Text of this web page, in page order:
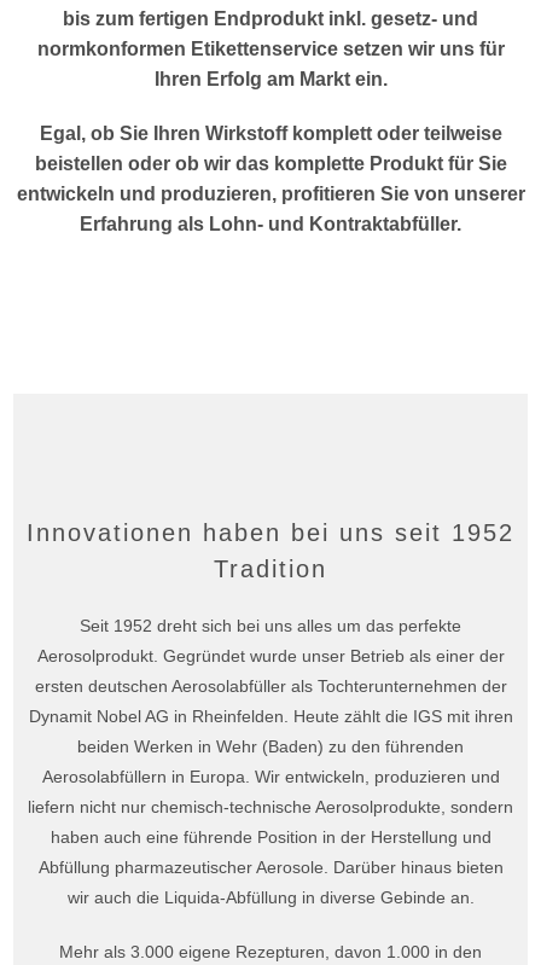
Kontakt
bis zum fertigen Endprodukt inkl. gesetz- und
normkonformen Etikettenservice setzen wir uns für
Ihren Erfolg am Markt ein.
Egal, ob Sie Ihren Wirkstoff komplett oder teilweise
beistellen oder ob wir das komplette Produkt für Sie
entwickeln und produzieren, profitieren Sie von unserer
Erfahrung als Lohn- und Kontraktabfüller.
Innovationen haben bei uns seit 1952
Tradition
Seit 1952 dreht sich bei uns alles um das perfekte
Aerosolprodukt. Gegründet wurde unser Betrieb als einer der
ersten deutschen Aerosolabfüller als Tochterunternehmen der
Dynamit Nobel AG in Rheinfelden. Heute zählt die IGS mit ihren
beiden Werken in Wehr (Baden) zu den führenden
Aerosolabfüllern in Europa. Wir entwickeln, produzieren und
liefern nicht nur chemisch-technische Aerosolprodukte, sondern
haben auch eine führende Position in der Herstellung und
Abfüllung pharmazeutischer Aerosole. Darüber hinaus bieten
wir auch die Liquida-Abfüllung in diverse Gebinde an.
Mehr als 3.000 eigene Rezepturen, davon 1.000 in den